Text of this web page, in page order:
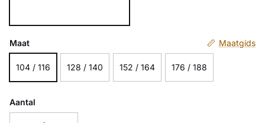
Maat Maatgids
104 / 116 128 / 140 152 / 164 176 / 188
Aantal